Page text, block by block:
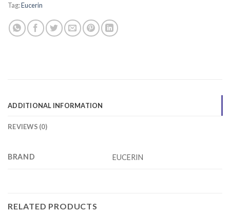
Tag:Eucerin
ADDITIONAL INFORMATION
REVIEWS (0)
BRAND EUCERIN
RELATED PRODUCTS